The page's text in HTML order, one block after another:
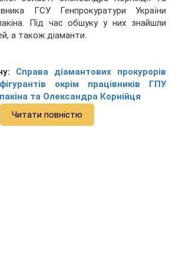
ГСУ Генпрокуратури України
Під час обшуку у них знайшли
а також діаманти.
Справа діамантових прокурорів
окрім працівників ГПУ
та Олександра Корнійця
Читати повністю